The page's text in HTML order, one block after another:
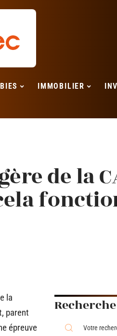
IMMOBILIER
de la
la
parent
épreuve
Recherche